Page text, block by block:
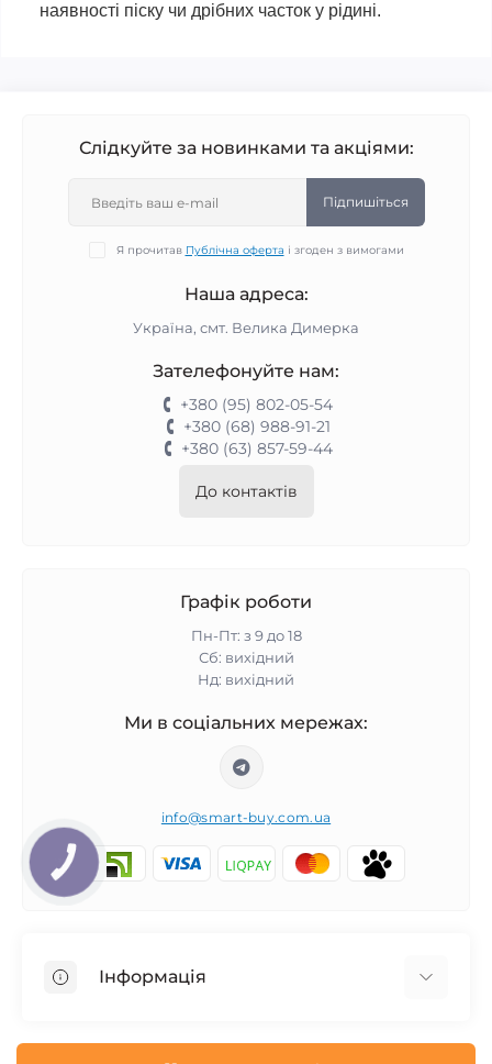
наявності піску чи дрібних часток у рідині.
Слідкуйте за новинками та акціями:
Підпишіться
Я прочитав Публічна оферта і згоден з вимогами
Наша адреса:
Україна, смт. Велика Димерка
Зателефонуйте нам:
+380 (95) 802-05-54
+380 (68) 988-91-21
+380 (63) 857-59-44
До контактів
Графік роботи
Пн-Пт: з 9 до 18
Сб: вихідний
Нд: вихідний
Ми в соціальних мережах:
info@smart-buy.com.ua
Інформація
КНОПКА
ЗВ'ЯЗКУ